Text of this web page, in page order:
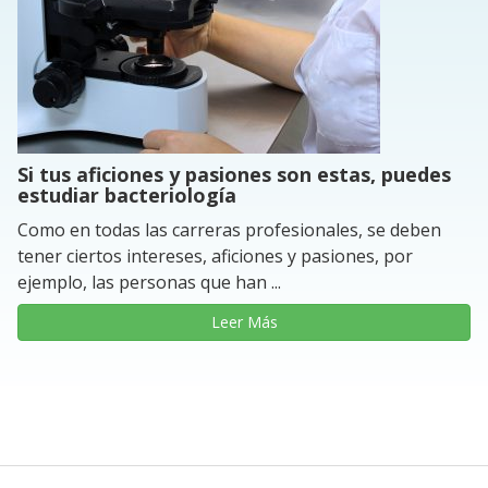
Si tus aficiones y pasiones son estas, puedes
estudiar bacteriología
Como en todas las carreras profesionales, se deben
tener ciertos intereses, aficiones y pasiones, por
ejemplo, las personas que han ...
Leer Más